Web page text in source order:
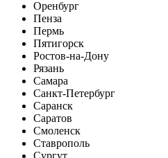
Оренбург
Пенза
Пермь
Пятигорск
Ростов-на-Дону
Рязань
Самара
Санкт-Петербург
Саранск
Саратов
Смоленск
Ставрополь